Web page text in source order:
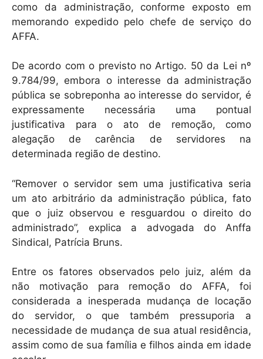
como da administração, conforme exposto em
memorando expedido pelo chefe de serviço do
AFFA.
De acordo com o previsto no Artigo. 50 da Lei nº
9.784/99, embora o interesse da administração
pública se sobreponha ao interesse do servidor, é
expressamente necessária uma pontual
justificativa para o ato de remoção, como
alegação de carência de servidores na
determinada região de destino.
“Remover o servidor sem uma justificativa seria
um ato arbitrário da administração pública, fato
que o juiz observou e resguardou o direito do
administrado”, explica a advogada do Anffa
Sindical, Patrícia Bruns.
Entre os fatores observados pelo juiz, além da
não motivação para remoção do AFFA, foi
considerada a inesperada mudança de locação
do servidor, o que também pressuporia a
necessidade de mudança de sua atual residência,
assim como de sua família e filhos ainda em idade